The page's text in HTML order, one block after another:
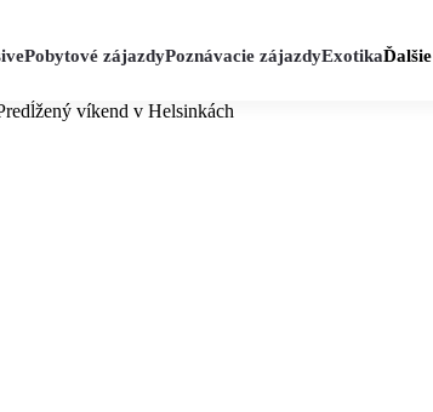
Pobytové zájazdyPoznávacie zájazdyExotikaĎalšie
víkend v Helsinkách